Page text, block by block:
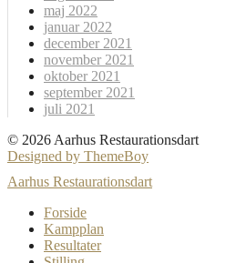
maj 2022
januar 2022
december 2021
november 2021
oktober 2021
september 2021
juli 2021
© 2026 Aarhus Restaurationsdart
Designed by ThemeBoy
Aarhus Restaurationsdart
Forside
Kampplan
Resultater